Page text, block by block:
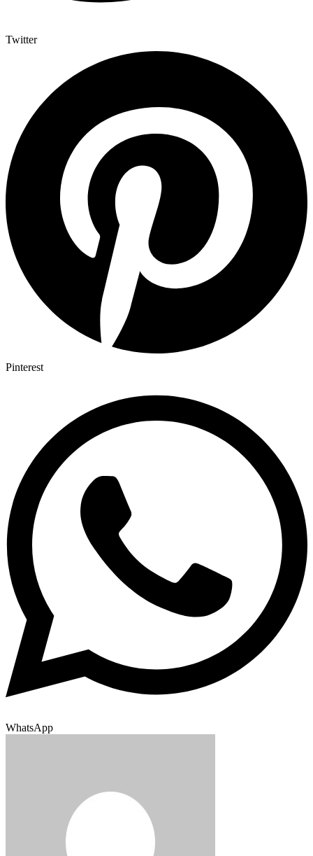
Twitter
Pinterest
WhatsApp